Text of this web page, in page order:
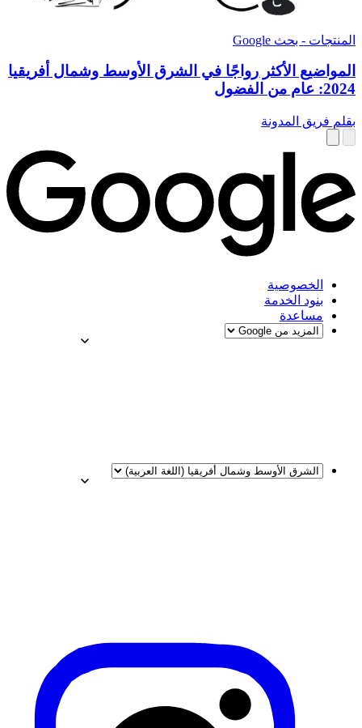
المنتجات - بحث Google
المواضيع الأكثر رواجًا في الشرق الأوسط وشمال أفريقيا
2024: عام من الفضول
بقلم فريق المدونة
الخصوصية
بنود الخدمة
مساعدة